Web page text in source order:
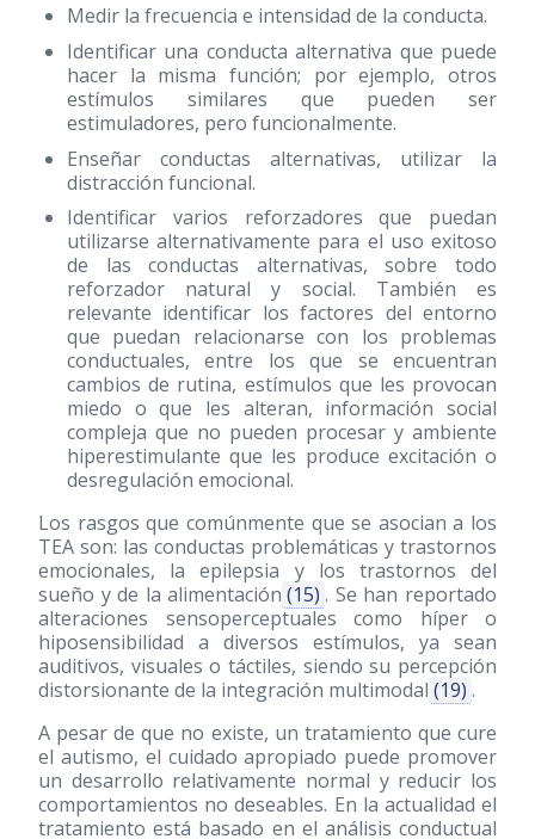
Medir la frecuencia e intensidad de la conducta.
Identificar una conducta alternativa que puede
hacer la misma función; por ejemplo, otros
estímulos similares que pueden ser
estimuladores, pero funcionalmente.
Enseñar conductas alternativas, utilizar la
distracción funcional.
Identificar varios reforzadores que puedan
utilizarse alternativamente para el uso exitoso
de las conductas alternativas, sobre todo
reforzador natural y social. También es
relevante identificar los factores del entorno
que puedan relacionarse con los problemas
conductuales, entre los que se encuentran
cambios de rutina, estímulos que les provocan
miedo o que les alteran, información social
compleja que no pueden procesar y ambiente
hiperestimulante que les produce excitación o
desregulación emocional.
Los rasgos que comúnmente que se asocian a los
TEA son: las conductas problemáticas y trastornos
emocionales, la epilepsia y los trastornos del
sueño y de la alimentación (15) . Se han reportado
alteraciones sensoperceptuales como híper o
hiposensibilidad a diversos estímulos, ya sean
auditivos, visuales o táctiles, siendo su percepción
distorsionante de la integración multimodal (19) .
A pesar de que no existe, un tratamiento que cure
el autismo, el cuidado apropiado puede promover
un desarrollo relativamente normal y reducir los
comportamientos no deseables. En la actualidad el
tratamiento está basado en el análisis conductual